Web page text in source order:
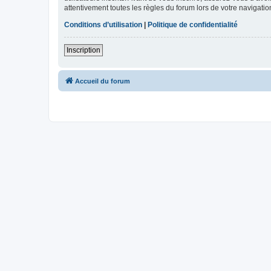
attentivement toutes les règles du forum lors de votre
Conditions d’utilisation | Politique de confidentialité
Inscription
Accueil du forum